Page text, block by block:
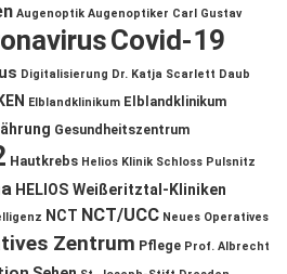
Augenoptik Augenoptiker Carl Gustav
Covid-19
Digitalisierung Dr. Katja Scarlett Daub
Elblandklinikum Elblandklinikum
Gesundheitszentrum
Hautkrebs Helios Klinik Schloss Pulsnitz
HELIOS Weißeritztal-Kliniken
NCT NCT/UCC Neues Operatives
Zentrum Pflege Prof. Albrecht